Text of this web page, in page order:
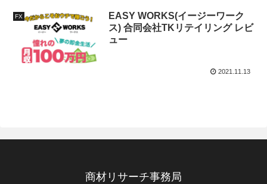
FX
EASY WORKS(イージーワーク
ス) 合同会社TKリテイリング レビ
ュー
2021.11.13
商材リサーチ事務局